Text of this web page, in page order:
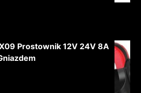
Prostownik 12V 24V 8A